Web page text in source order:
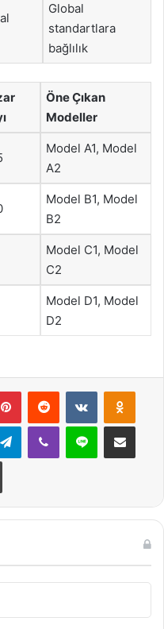
Global
standartlara
bağlılık
Öne Çıkan
Modeller
Model A1, Model
A2
Model B1, Model
B2
Model C1, Model
C2
Model D1, Model
D2
PinterestReddit VKontakte
TelegramViber Line E-Posta ile
Yazdır